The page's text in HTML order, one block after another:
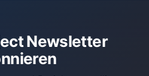
Newsletter